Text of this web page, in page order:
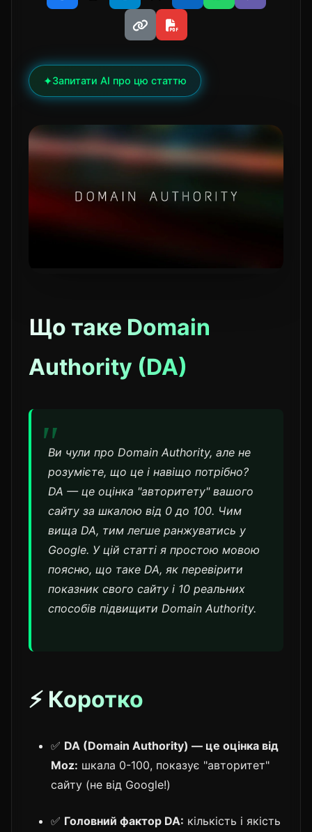
✦Запитати AI про цю статтю
Що таке Domain
Authority (DA)
Ви чули про Domain Authority, але не
розумієте, що це і навіщо потрібно?
DA — це оцінка "авторитету" вашого
сайту за шкалою від 0 до 100. Чим
вища DA, тим легше ранжуватись у
Google. У цій статті я простою мовою
поясню, що таке DA, як перевірити
показник свого сайту і 10 реальних
способів підвищити Domain Authority.
⚡ Коротко
✅ DA (Domain Authority) — це оцінка від
Moz: шкала 0-100, показує "авторитет"
сайту (не від Google!)
✅ Головний фактор DA: кількість і якість